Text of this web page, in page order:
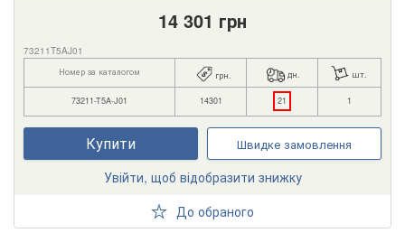
14 301 грн
73211T5AJ01
Номер за каталогом грн. дн. шт.
73211-T5A-J01 14301 21 1
Купити Швидке замовлення
Увійти, щоб відобразити знижку
До обраного